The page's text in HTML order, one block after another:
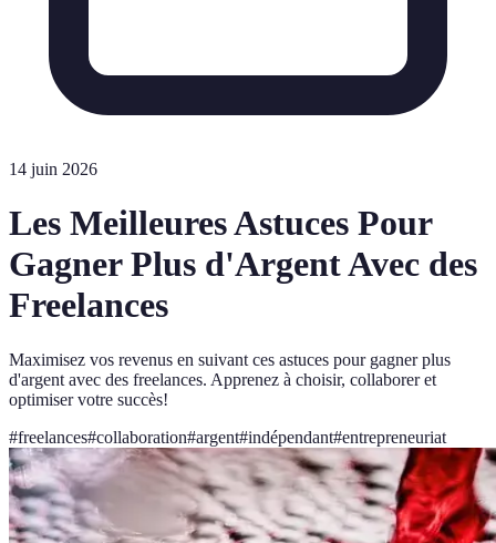
14 juin 2026
Les Meilleures Astuces Pour
Gagner Plus d'Argent Avec des
Freelances
Maximisez vos revenus en suivant ces astuces pour gagner plus
d'argent avec des freelances. Apprenez à choisir, collaborer et
optimiser votre succès!
#freelances#collaboration#argent#indépendant#entrepreneuriat